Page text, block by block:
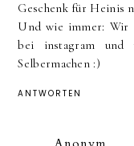
Geschenk für Heinis
Und wie immer: Wir
bei instagram und
Selbermachen :)
ANTWORTEN